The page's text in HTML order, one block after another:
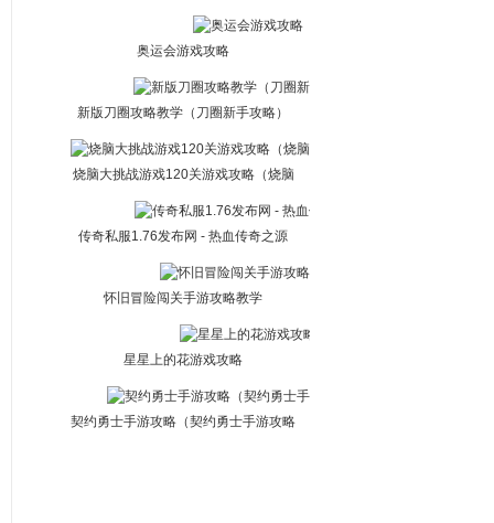
奥运会游戏攻略
新版刀圈攻略教学（刀圈新手攻略）
烧脑大挑战游戏120关游戏攻略（烧脑
传奇私服1.76发布网 - 热血传奇之源
怀旧冒险闯关手游攻略教学
星星上的花游戏攻略
契约勇士手游攻略（契约勇士手游攻略